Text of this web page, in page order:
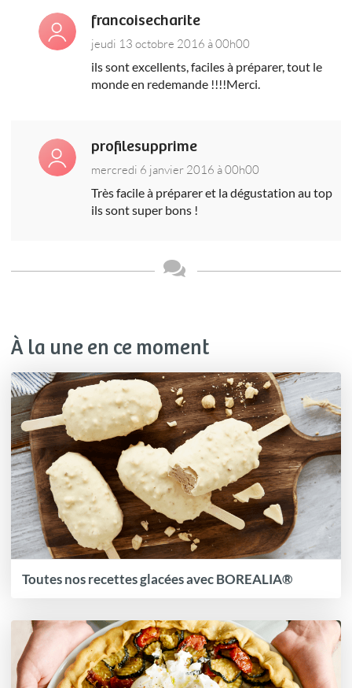
francoisecharite
jeudi 13 octobre 2016 à 00h00
ils sont excellents, faciles à préparer, tout le
monde en redemande !!!!Merci.
profilesupprime
mercredi 6 janvier 2016 à 00h00
Très facile à préparer et la dégustation au top
ils sont super bons !
À la une en ce moment
Toutes nos recettes glacées avec BOREALIA®